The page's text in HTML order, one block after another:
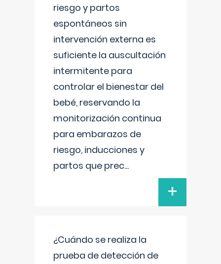
riesgo y partos
espontáneos sin
intervención externa es
suficiente la auscultación
intermitente para
controlar el bienestar del
bebé, reservando la
monitorización continua
para embarazos de
riesgo, inducciones y
partos que prec...
+
¿Cuándo se realiza la
prueba de detección de